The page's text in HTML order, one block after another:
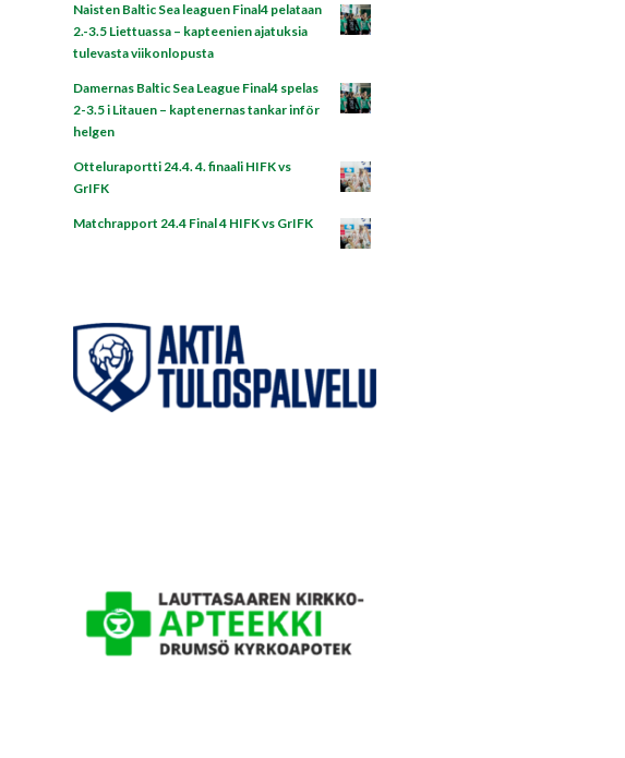
Naisten Baltic Sea leaguen Final4 pelataan
2.-3.5 Liettuassa – kapteenien ajatuksia
tulevasta viikonlopusta
Damernas Baltic Sea League Final4 spelas
2-3.5 i Litauen – kaptenernas tankar inför
helgen
Otteluraportti 24.4. 4. finaali HIFK vs
GrIFK
Matchrapport 24.4 Final 4 HIFK vs GrIFK